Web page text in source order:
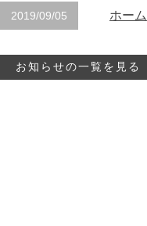
2019/09/05 ホー
お知らせの一覧を見る